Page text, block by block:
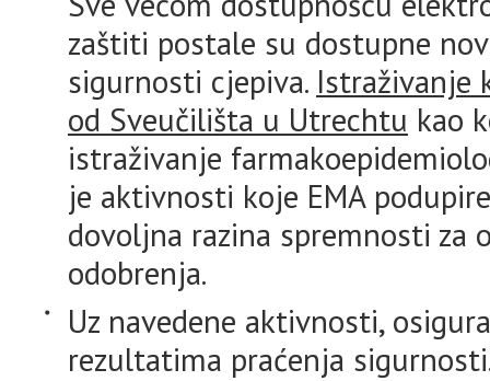
zaštiti postale su dostupne
sigurnosti cjepiva. Istraživanje
od Sveučilišta u Utrechtu kao
istraživanje
je aktivnosti koje EMA
dovoljna razina spremnosti za
odobrenja.
Uz navedene aktivnosti,
rezultatima praćenja